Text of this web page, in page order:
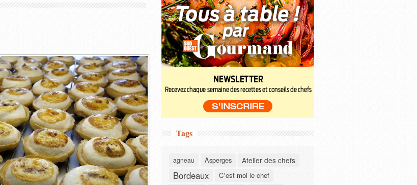
Tags
agneau Asperges Atelier des chefs
Bordeaux C'est moi le chef